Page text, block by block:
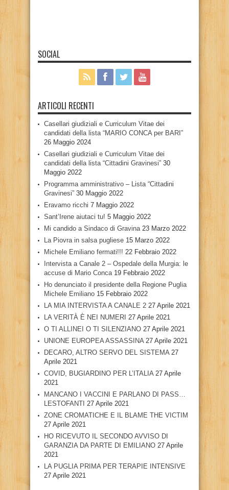
SOCIAL
ARTICOLI RECENTI
Casellari giudiziali e Curriculum Vitae dei
candidati della lista “MARIO CONCA per BARI”
26 Maggio 2024
Casellari giudiziali e Curriculum Vitae dei
candidati della lista “Cittadini Gravinesi” 30
Maggio 2022
Programma amministrativo – Lista “Cittadini
Gravinesi” 30 Maggio 2022
Eravamo ricchi 7 Maggio 2022
Sant’Irene aiutaci tu! 5 Maggio 2022
Mi candido a Sindaco di Gravina 23 Marzo 2022
La Piovra in salsa pugliese 15 Marzo 2022
Michele Emiliano fermati!!! 22 Febbraio 2022
Intervista a Canale 2 – Ospedale della Murgia: le
accuse di Mario Conca 19 Febbraio 2022
Ho denunciato il presidente della Regione Puglia
Michele Emiliano 15 Febbraio 2022
LA MIA INTERVISTA A CANALE 2 27 Aprile 2021
LA VERITÀ È NEI NUMERI 27 Aprile 2021
O TI ALLINEI O TI SILENZIANO 27 Aprile 2021
UNIONE EUROPEA ASSASSINA 27 Aprile 2021
DECARO, ALTRO SERVO DEL SISTEMA 27
Aprile 2021
COVID, BUGIARDINO PER L’ITALIA 27 Aprile
2021
MANCANO I VACCINI E PARLANO DI PASS…
LESTOFANTI 27 Aprile 2021
ZONE CROMATICHE E IL BLAME THE VICTIM
27 Aprile 2021
HO RICEVUTO IL SECONDO AVVISO DI
GARANZIA DA PARTE DI EMILIANO 27 Aprile
2021
LA PUGLIA PRIMA PER TERAPIE INTENSIVE
27 Aprile 2021